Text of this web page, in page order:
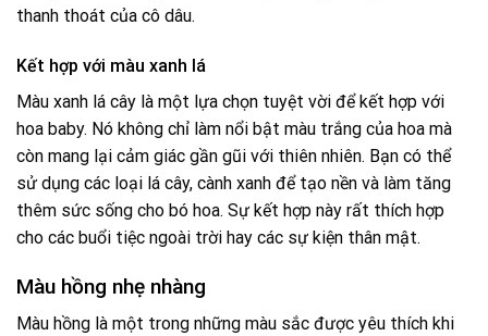
thanh thoát của cô dâu.
Kết hợp với màu xanh lá
Màu xanh lá cây là một lựa chọn tuyệt vời để kết hợp với
hoa baby. Nó không chỉ làm nổi bật màu trắng của hoa mà
còn mang lại cảm giác gần gũi với thiên nhiên. Bạn có thể
sử dụng các loại lá cây, cành xanh để tạo nền và làm tăng
thêm sức sống cho bó hoa. Sự kết hợp này rất thích hợp
cho các buổi tiệc ngoài trời hay các sự kiện thân mật.
Màu hồng nhẹ nhàng
Màu hồng là một trong những màu sắc được yêu thích khi